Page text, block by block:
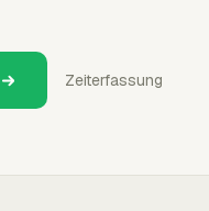
Zeiterfassung